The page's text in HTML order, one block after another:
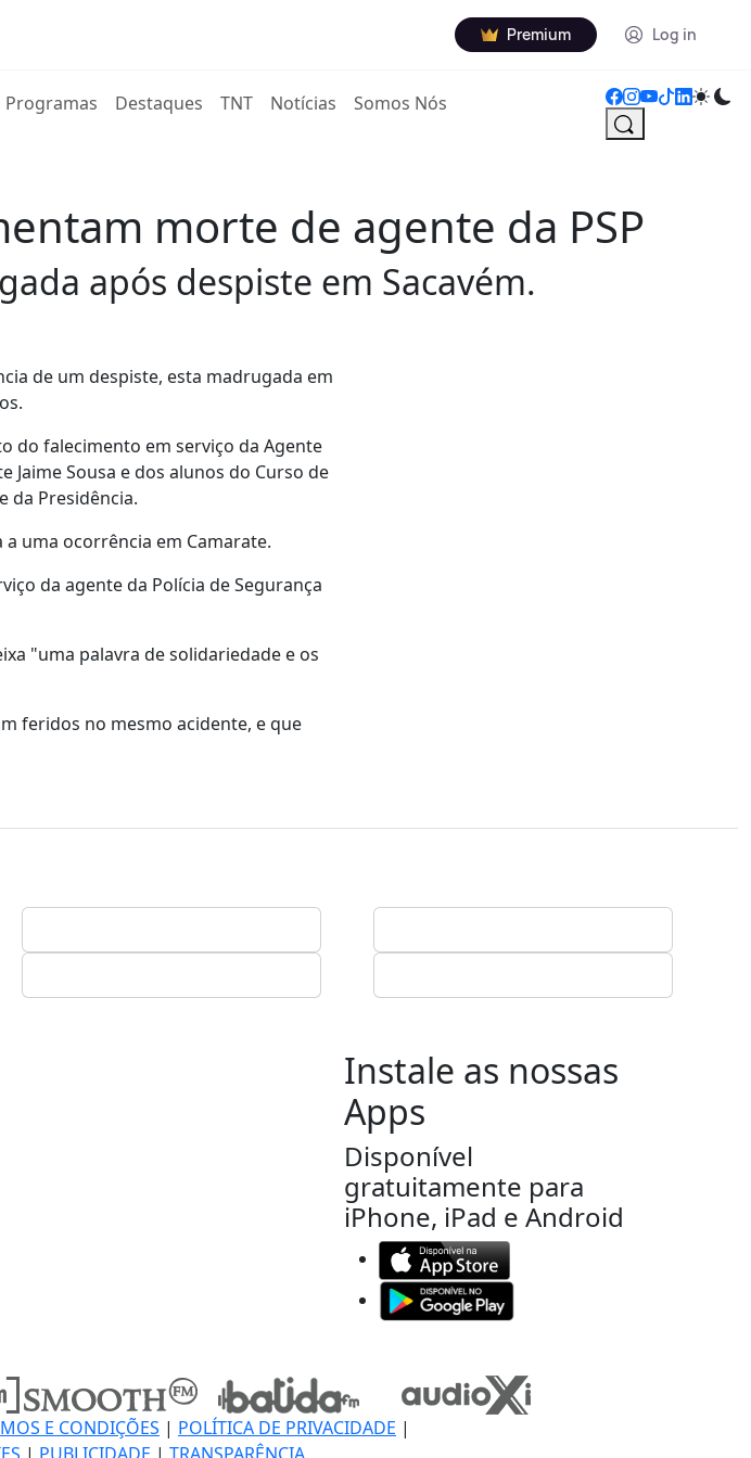
Premium Log in
Programas Destaques TNT Notícias Somos Nós
morte de agente da PSP
após despiste em Sacavém.
de um despiste, esta madrugada em
do falecimento em serviço da Agente
Jaime Sousa e dos alunos do Curso de
da Presidência.
uma ocorrência em Camarate.
da agente da Polícia de Segurança
"uma palavra de solidariedade e os
feridos no mesmo acidente, e que
Instale as nossas
Apps
Disponível
gratuitamente para
iPhone, iPad e Android
E CONDIÇÕES | POLÍTICA DE PRIVACIDADE |